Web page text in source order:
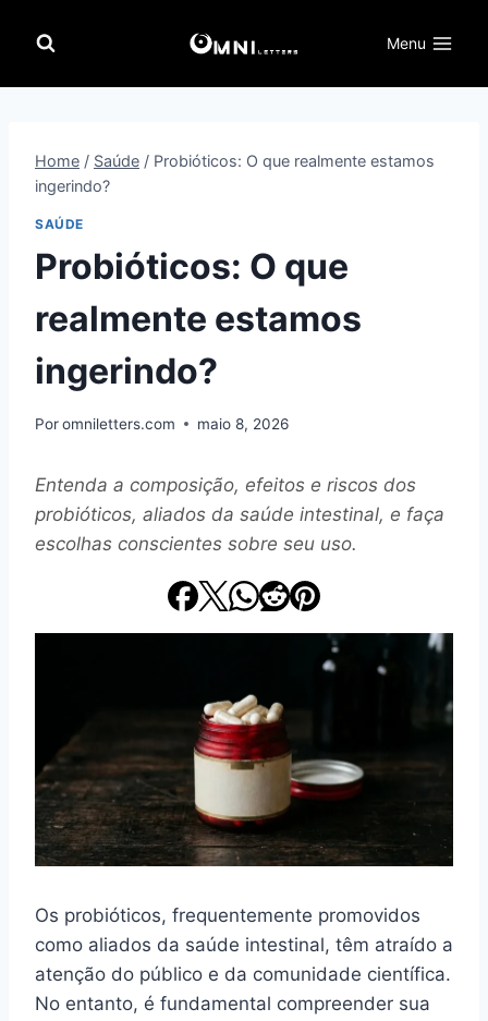
para
Menu
Home / Saúde / Probióticos: O que realmente estamos
ingerindo?
SAÚDE
Probióticos: O que
realmente estamos
ingerindo?
Poromniletters.com maio 8, 2026
Entenda a composição, efeitos e riscos dos
probióticos, aliados da saúde intestinal, e faça
escolhas conscientes sobre seu uso.
Os probióticos, frequentemente promovidos
como aliados da saúde intestinal, têm atraído a
atenção do público e da comunidade científica.
No entanto, é fundamental compreender sua